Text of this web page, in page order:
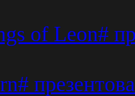
of Leon#